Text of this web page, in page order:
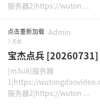
服务器2|https://wuton ...
点击重新加载 Admin
7 天前
宝杰点兵 [20260731]
[m3u8]服务器
1|https://
服务器2|https://wuton ...